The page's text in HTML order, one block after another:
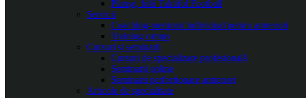
Planșe, folii Taktifol Football
Servicii
Coaching-mentorat individual pentru antrenori
Training camps
Cursuri și seminarii
Cursuri de specializare profesională
Seminarii online
Seminarii perfecționare antrenori
Articole de specialitate